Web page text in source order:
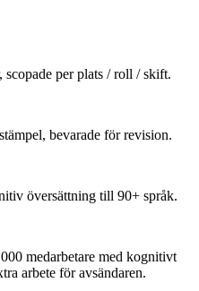
per plats / roll / skift.
bevarade för revision.
översättning till 90+ språk.
medarbetare med kognitivt
arbete för avsändaren.